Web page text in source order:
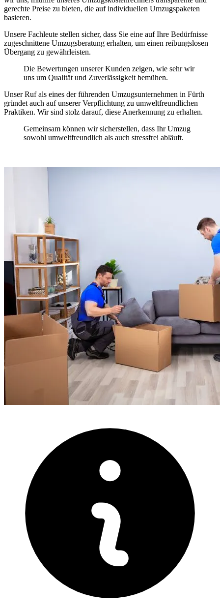
gerechte Preise zu bieten, die auf individuellen Umzugspaketen
basieren.
Unsere Fachleute stellen sicher, dass Sie eine auf Ihre Bedürfnisse
zugeschnittene Umzugsberatung erhalten, um einen reibungslosen
Übergang zu gewährleisten.
Die Bewertungen unserer Kunden zeigen, wie sehr wir
uns um Qualität und Zuverlässigkeit bemühen.
Unser Ruf als eines der führenden Umzugsunternehmen in Fürth
gründet auch auf unserer Verpflichtung zu umweltfreundlichen
Praktiken. Wir sind stolz darauf, diese Anerkennung zu erhalten.
Gemeinsam können wir sicherstellen, dass Ihr Umzug
sowohl umweltfreundlich als auch stressfrei abläuft.